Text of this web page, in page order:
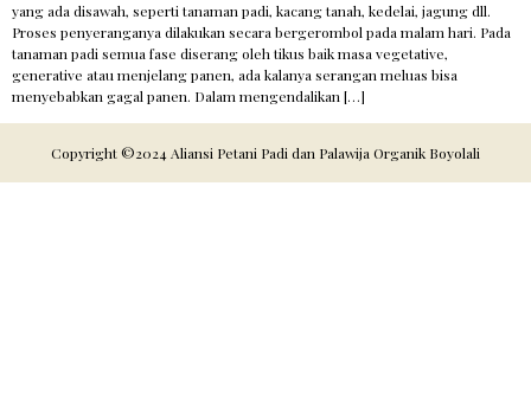
yang ada disawah, seperti tanaman padi, kacang tanah, kedelai, jagung dll.
Proses penyeranganya dilakukan secara bergerombol pada malam hari. Pada
tanaman padi semua fase diserang oleh tikus baik masa vegetative,
generative atau menjelang panen, ada kalanya serangan meluas bisa
menyebabkan gagal panen. Dalam mengendalikan […]
Copyright ©2024 Aliansi Petani Padi dan Palawija Organik Boyolali